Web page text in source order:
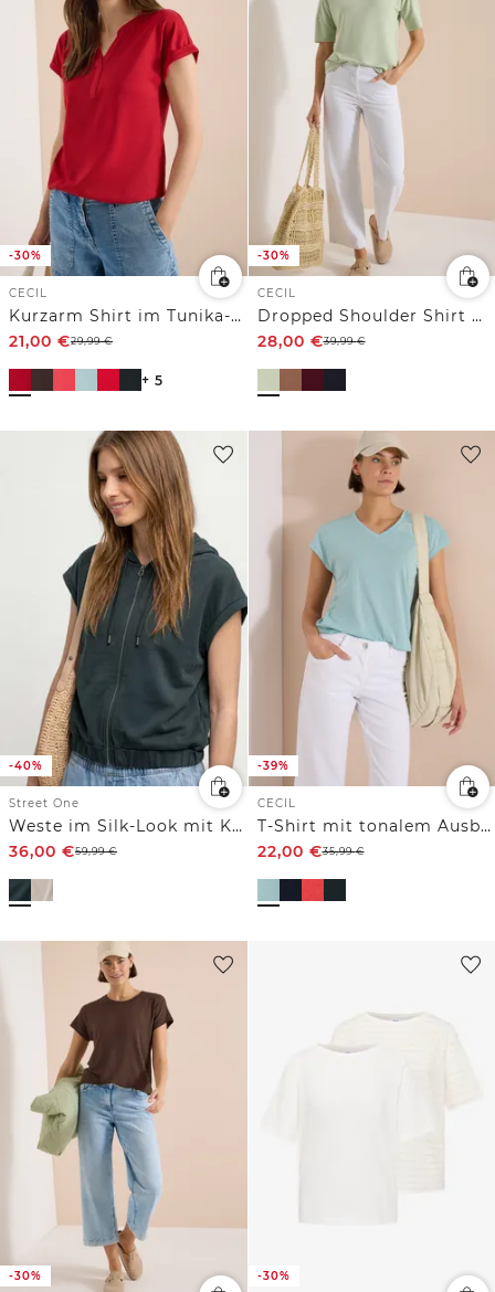
-30%
CECIL
Kurzarm Shirt im Tunika-Look
21,00 €29,99€
+ 5
-30%
CECIL
Dropped Shoulder Shirt mit Knöpfen
28,00 €39,99€
-40%
Street One
Weste im Silk-Look mit Kapuze
36,00 €59,99€
-39%
CECIL
T-Shirt mit tonalem Ausbrennermuster
22,00 €35,99€
-30% -30%